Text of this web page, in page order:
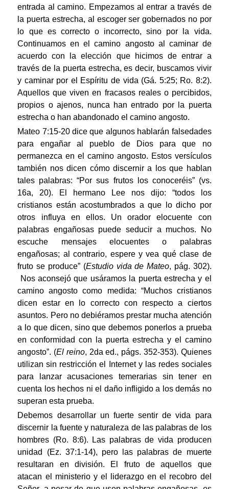
entrada al camino. Empezamos al entrar a través de
la puerta estrecha, al escoger ser gobernados no por
lo que es correcto o incorrecto, sino por la vida.
Continuamos en el camino angosto al caminar de
acuerdo con la elección que hicimos de entrar a
través de la puerta estrecha, es decir, buscamos vivir
y caminar por el Espíritu de vida (Gá. 5:25; Ro. 8:2).
Aquellos que viven en fracasos reales o percibidos,
propios o ajenos, nunca han entrado por la puerta
estrecha o han abandonado el camino angosto.
Mateo 7:15-20 dice que algunos hablarán falsedades
para engañar al pueblo de Dios para que no
permanezca en el camino angosto. Estos versículos
también nos dicen cómo discernir a los que hablan
tales palabras: “Por sus frutos los conoceréis” (vs.
16a, 20). El hermano Lee nos dijo: “todos los
cristianos están acostumbrados a que lo dicho por
otros influya en ellos. Un orador elocuente con
palabras engañosas puede seducir a muchos. No
escuche mensajes elocuentes o palabras
engañosas; al contrario, espere y vea qué clase de
fruto se produce” (Estudio vida de Mateo, pág. 302).
Nos aconsejó que usáramos la puerta estrecha y el
camino angosto como medida: “Muchos cristianos
dicen estar en lo correcto con respecto a ciertos
asuntos. Pero no debiéramos prestar mucha atención
a lo que dicen, sino que debemos ponerlos a prueba
en conformidad con la puerta estrecha y el camino
angosto”. (El reino, 2da ed., págs. 352-353). Quienes
utilizan sin restricción el Internet y las redes sociales
para lanzar acusaciones temerarias sin tener en
cuenta los hechos ni el daño infligido a los demás no
superan esta prueba.
Debemos desarrollar un fuerte sentir de vida para
discernir la fuente y naturaleza de las palabras de los
hombres (Ro. 8:6). Las palabras de vida producen
unidad (Ez. 37:1-14), pero las palabras de muerte
resultaran en división. El fruto de aquellos que
atacan el ministerio y el liderazgo en el recobro del